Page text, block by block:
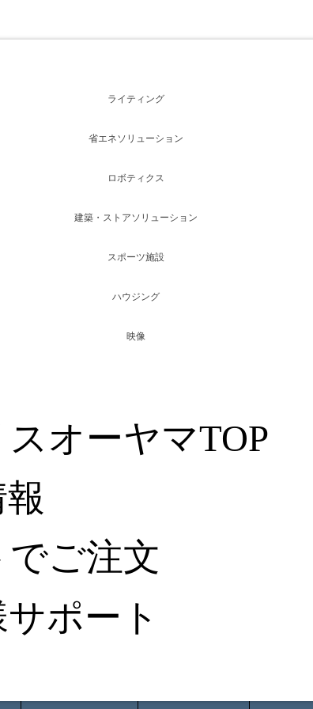
オーヤマTOP
ご注文
ポート
ライティング
省エネソリューション
ロボティクス
建築・ストアソリューション
スポーツ施設
ハウジング
映像